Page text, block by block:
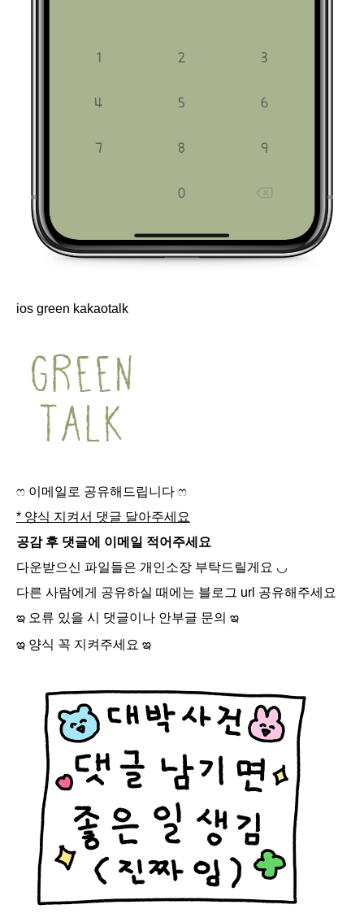
ios green kakaotalk
ෆ 이메일로 공유해드립니다 ෆ
* 양식 지켜서 댓글 달아주세요
공감 후 댓글에 이메일 적어주세요
다운받으신 파일들은 개인소장 부탁드릴게요 ◡
다른 사람에게 공유하실 때에는 블로그 url 공유해주세요
ఇ 오류 있을 시 댓글이나 안부글 문의 ఇ
ఇ 양식 꼭 지켜주세요 ఇ